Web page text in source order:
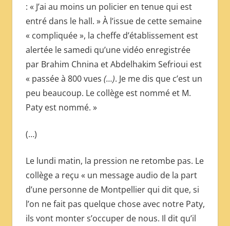
: « J’ai au moins un policier en tenue qui est
entré dans le hall. » À l’issue de cette semaine
« compliquée », la cheffe d’établissement est
alertée le samedi qu’une vidéo enregistrée
par Brahim Chnina et Abdelhakim Sefrioui est
« passée à 800 vues (…). Je me dis que c’est un
peu beaucoup. Le collège est nommé et M.
Paty est nommé. »
(…)
Le lundi matin, la pression ne retombe pas. Le
collège a reçu « un message audio de la part
d’une personne de Montpellier qui dit que, si
l’on ne fait pas quelque chose avec notre Paty,
ils vont monter s’occuper de nous. Il dit qu’il